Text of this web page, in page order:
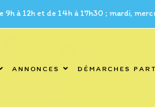
de 14h à 17h30 ; mardi,
ANNONCES DÉMARCHES